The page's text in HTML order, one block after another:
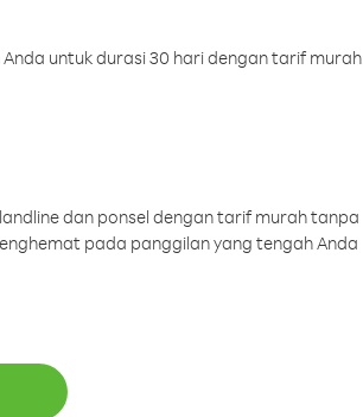
untuk durasi 30 hari dengan tarif murah
dan ponsel dengan tarif murah tanpa
pada panggilan yang tengah Anda